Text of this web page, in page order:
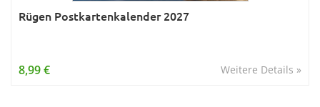
Rügen Postkartenkalender 2027
Weitere Details »
8,99 €